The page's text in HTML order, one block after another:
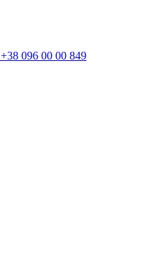
+38 096 00 00 849